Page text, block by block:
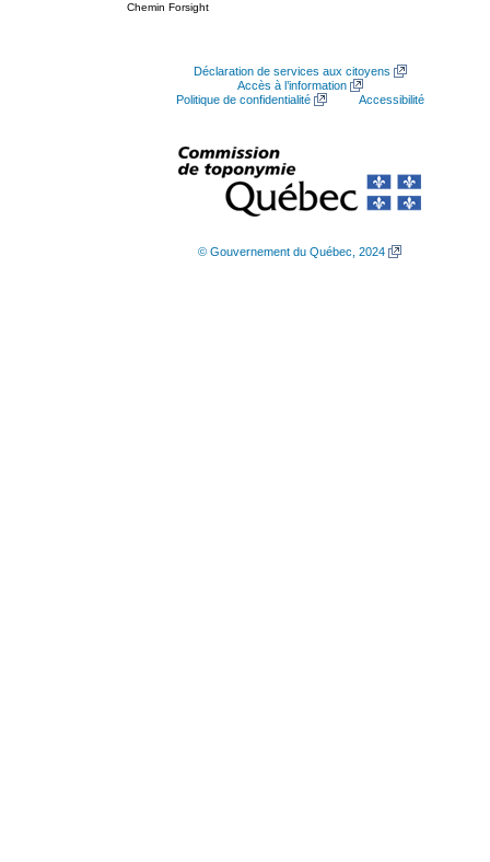
Chemin Forsight
Déclaration de services aux citoyens
Accès à l’information
Politique de confidentialité
Accessibilité
© Gouvernement du Québec, 2024